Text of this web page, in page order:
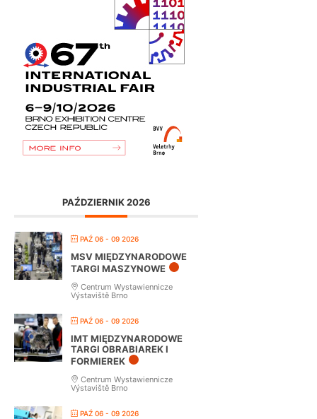
PAŹDZIERNIK 2026
PAŹ 06 - 09 2026
MSV MIĘDZYNARODOWE
TARGI MASZYNOWE
Centrum Wystawiennicze
Výstaviště Brno
PAŹ 06 - 09 2026
IMT MIĘDZYNARODOWE
TARGI OBRABIAREK I
FORMIEREK
Centrum Wystawiennicze
Výstaviště Brno
PAŹ 06 - 09 2026